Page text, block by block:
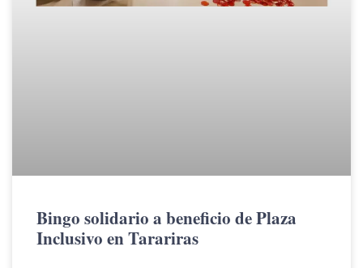
Bingo solidario a beneficio de Plaza
Inclusivo en Tarariras